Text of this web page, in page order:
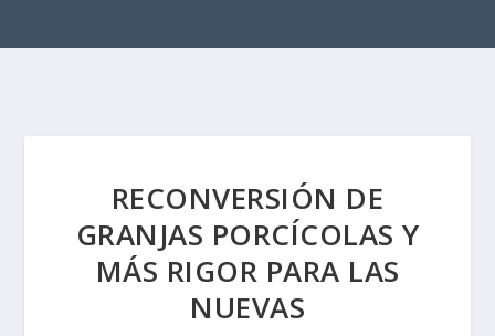
RECONVERSIÓN DE
GRANJAS PORCÍCOLAS Y
MÁS RIGOR PARA LAS
NUEVAS